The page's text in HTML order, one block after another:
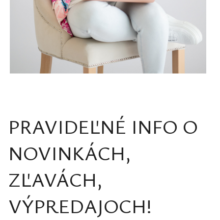
PRAVIDEĽNÉ INFO O
NOVINKÁCH,
ZĽAVÁCH,
VÝPREDAJOCH!